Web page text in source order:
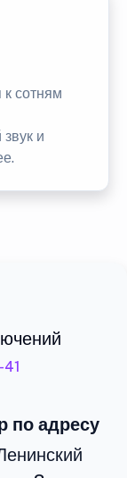
к сотням
и
по адресу